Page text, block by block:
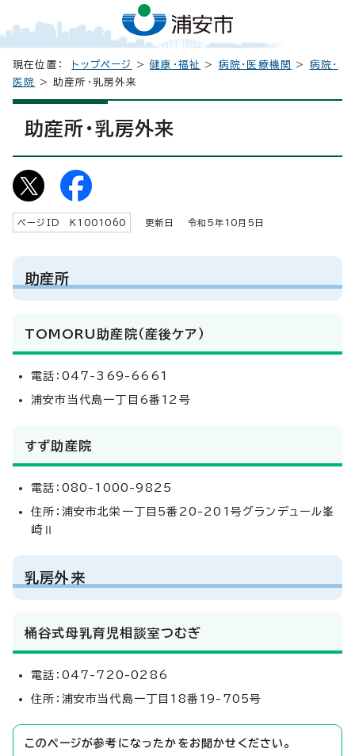
現在位置： トップページ >健康・福祉 > 病院・医療機関 > 病院・
医院
> 助産所・乳房外来
助産所・乳房外来
ページID K 1001060 更新日 令和5年10 月5日
助産所
TOMORU助産院（産後ケア）
電話：047-369-6661
浦安市当代島一丁目6番12号
すず助産院
電話：080-1000-9825
住所：浦安市北栄一丁目5番20-201号グランデュール峯
崎Ⅱ
乳房外来
桶谷式母乳育児相談室つむぎ
電話：047-720-0286
住所：浦安市当代島一丁目18番19-705号
このページが参考になったかをお聞かせください。